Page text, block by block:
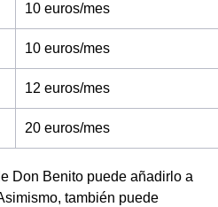
10 euros/mes
10 euros/mes
12 euros/mes
20 euros/mes
Don Benito puede añadirlo a
también puede